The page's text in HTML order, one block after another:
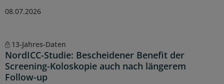
08.07.2026
13-Jahres-Daten
NordICC-Studie: Bescheidener Benefit der
Screening-Koloskopie auch nach längerem
Follow-up